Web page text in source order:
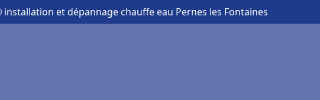
installation et dépannage chauffe eau Pernes les Fontaines